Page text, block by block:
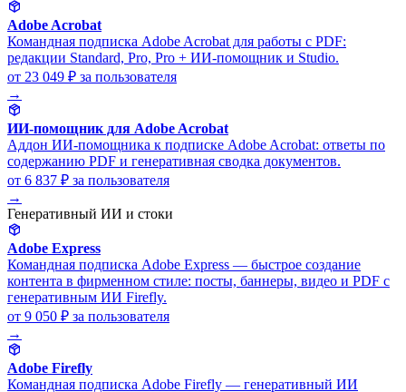
Adobe Acrobat
Командная подписка Adobe Acrobat для работы с PDF:
редакции Standard, Pro, Pro + ИИ-помощник и Studio.
от 23 049 ₽ за пользователя
→
ИИ-помощник для Adobe Acrobat
Аддон ИИ-помощника к подписке Adobe Acrobat: ответы по
содержанию PDF и генеративная сводка документов.
от 6 837 ₽ за пользователя
→
Генеративный ИИ и стоки
Adobe Express
Командная подписка Adobe Express — быстрое создание
контента в фирменном стиле: посты, баннеры, видео и PDF с
генеративным ИИ Firefly.
от 9 050 ₽ за пользователя
→
Adobe Firefly
Командная подписка Adobe Firefly — генеративный ИИ